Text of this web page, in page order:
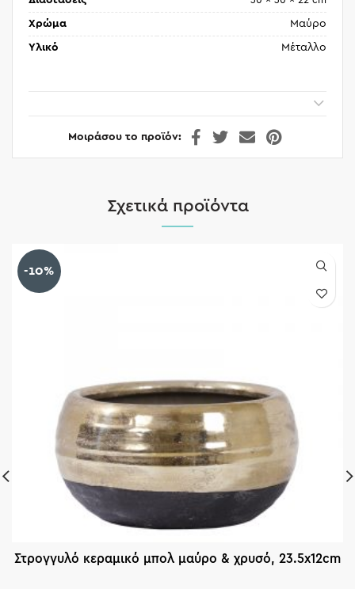
Χρώμα Μαύρο
Υλικό Μέταλλο
Μοιράσου το προϊόν
Σχετικά προϊόντα
-10%
Στρογγυλό κεραμικό μπολ μαύρο & χρυσό, 23.5x12cm